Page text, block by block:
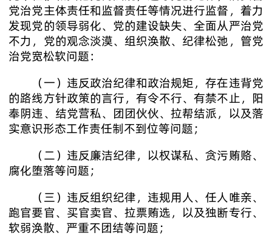
党治党主体责任和监督责任等情况进行监督，着力
发现党的领导弱化、党的建设缺失、全面从严治党
不力，党的观念淡漠、组织涣散、纪律松弛，管党
治党宽松软问题：
（一）违反政治纪律和政治规矩，存在违背党
的路线方针政策的言行，有令不行、有禁不止，阳
奉阴违、结党营私、团团伙伙、拉帮结派，以及落
实意识形态工作责任制不到位等问题；
（二）违反廉洁纪律，以权谋私、贪污贿赂、
腐化堕落等问题；
（三）违反组织纪律，违规用人、任人唯亲、
跑官要官、买官卖官、拉票贿选，以及独断专行、
软弱涣散、严重不团结等问题；